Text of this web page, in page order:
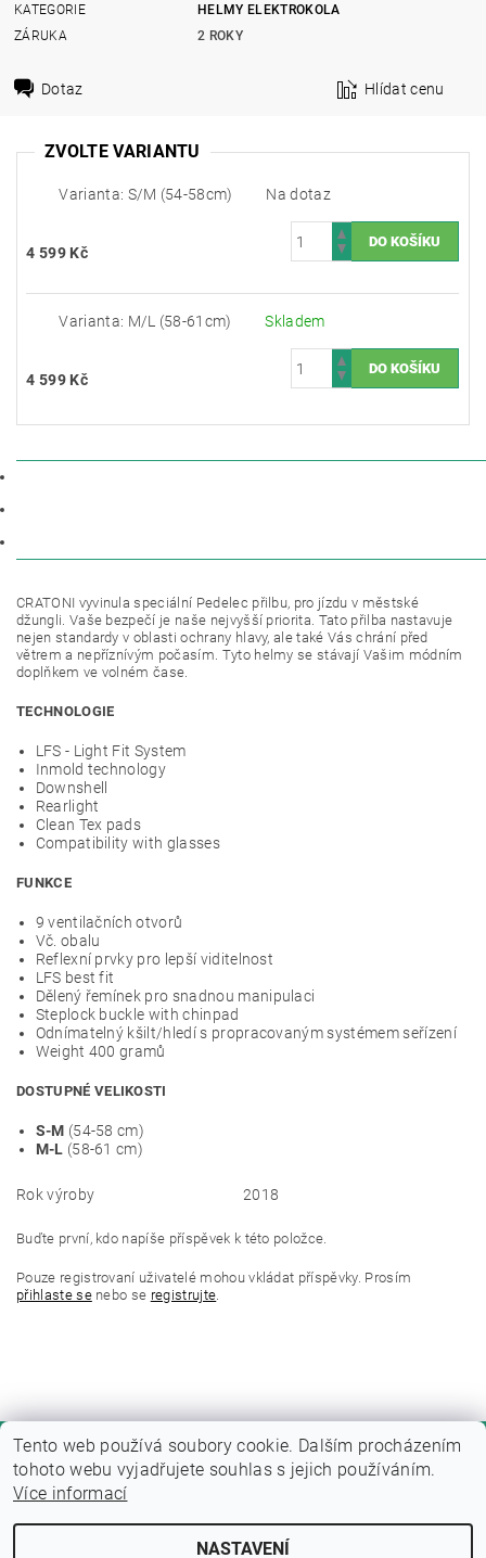
KATEGORIE
HELMY ELEKTROKOLA
ZÁRUKA
2 ROKY
Dotaz Hlídat cenu
ZVOLTE VARIANTU
Varianta: S/M (54-58cm) Na dotaz
4 599 Kč
Varianta: M/L (58-61cm) Skladem
4 599 Kč
CRATONI vyvinula speciální Pedelec přilbu, pro jízdu v městské
džungli. Vaše bezpečí je naše nejvyšší priorita. Tato přilba nastavuje
nejen standardy v oblasti ochrany hlavy, ale také Vás chrání před
větrem a nepříznívým počasím. Tyto helmy se stávají Vašim módním
doplňkem ve volném čase.
TECHNOLOGIE
LFS - Light Fit System
Inmold technology
Downshell
Rearlight
Clean Tex pads
Compatibility with glasses
FUNKCE
9 ventilačních otvorů
Vč. obalu
Reflexní prvky pro lepší viditelnost
LFS best fit
Dělený řemínek pro snadnou manipulaci
Steplock buckle with chinpad
Odnímatelný kšilt/hledí s propracovaným systémem seřízení
Weight 400 gramů
DOSTUPNÉ VELIKOSTI
S-M (54-58 cm)
M-L (58-61 cm)
Rok výroby 2018
Buďte první, kdo napíše příspěvek k této položce.
Pouze registrovaní uživatelé mohou vkládat příspěvky. Prosím
přihlaste senebo se registrujte.
Tento web používá soubory cookie. Dalším procházením
tohoto webu vyjadřujete souhlas s jejich používáním.
Více informací
NASTAVENÍ